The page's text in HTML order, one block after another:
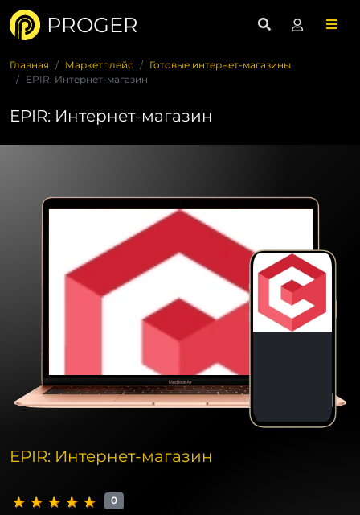
PROGER
Главная Маркетплейс
Готовые интернет-магазины
EPIR: Интернет-магазин
EPIR: Интернет-магазин
EPIR: Интернет-магазин
0